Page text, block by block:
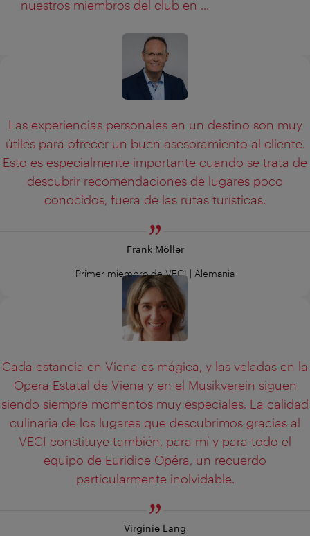
nuestros miembros del club en ...
Las experiencias personales en un destino son muy
útiles para ofrecer un buen asesoramiento al cliente.
Esto es especialmente importante cuando se trata de
descubrir recomendaciones de lugares poco
conocidos, fuera de las rutas turísticas.
Frank Möller
Primer miembro de VECI | Alemania
Cada estancia en Viena es mágica, y las veladas en la
Ópera Estatal de Viena y en el Musikverein siguen
siendo siempre momentos muy especiales. La calidad
culinaria de los lugares que descubrimos gracias al
VECI constituye también, para mí y para todo el
equipo de Euridice Opéra, un recuerdo
particularmente inolvidable.
Virginie Lang